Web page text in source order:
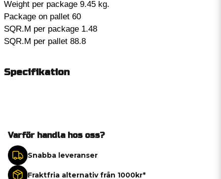
Weight per package 9.45 kg.
Package on pallet 60
SQR.M per package 1.48
SQR.M per pallet 88.8
Specifikation
Varför handla hos oss?
Snabba leveranser
Fraktfria alternativ från 1000kr*